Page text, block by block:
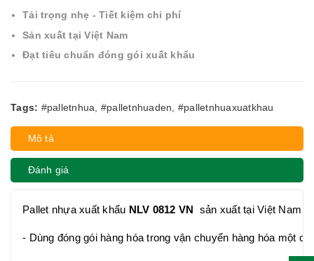
Tải trọng nhẹ - Tiết kiệm chi phí
Sản xuất tại Việt Nam
Đạt tiêu chuẩn đóng gói xuất khẩu
Tags: #palletnhua #palletnhuaden #palletnhuaxuatkhau
Mô tả
Đánh giá
Pallet nhựa xuất khẩu NLV 0812 VN sản xuất tại Việt Nam
- Dùng đóng gói hàng hóa trong vận chuyển hàng hóa một